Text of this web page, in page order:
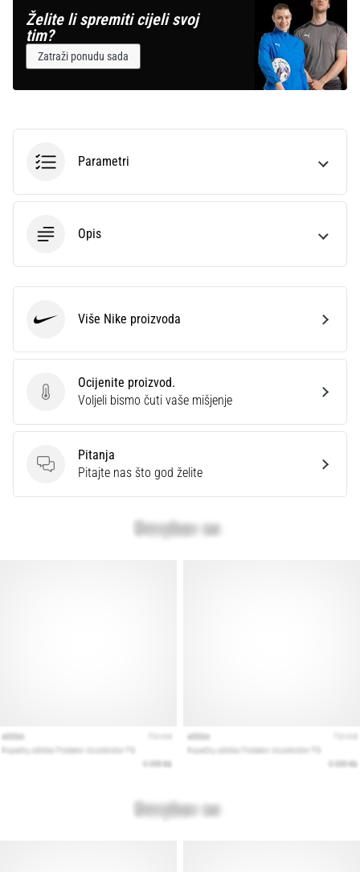
Želite li spremiti cijeli svoj
tim?
Zatraži ponudu sada
Parametri
Opis
Ocijenite proizvod.
Ocijenite proizvod.
Voljeli bismo čuti vaše mišjenje
Pitanja
Pitanja
Pitajte nas što god želite
Više Nike proizvoda